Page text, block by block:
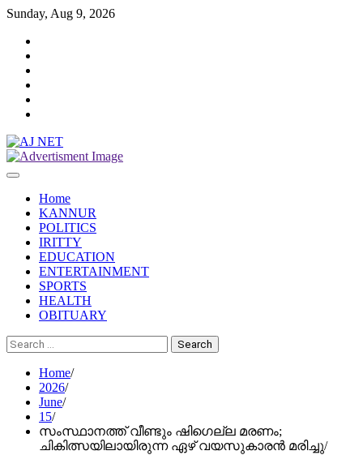
Skip
content
Sunday, Aug 9, 2026
Home
KANNUR
POLITICS
IRITTY
EDUCATION
ENTERTAINMENT
SPORTS
HEALTH
OBITUARY
Search
for:
Home
2026
June
15
സംസ്ഥാനത്ത് വീണ്ടും ഷിഗെല്ല മരണം;
ചികിത്സയിലായിരുന്ന ഏഴ് വയസുകാരന്‍ മരിച്ചു